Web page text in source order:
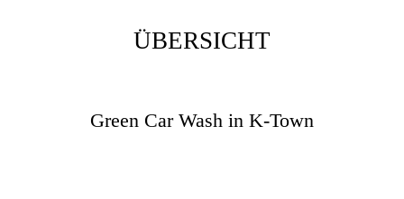
ÜBERSICHT
Green Car Wash in K-Town